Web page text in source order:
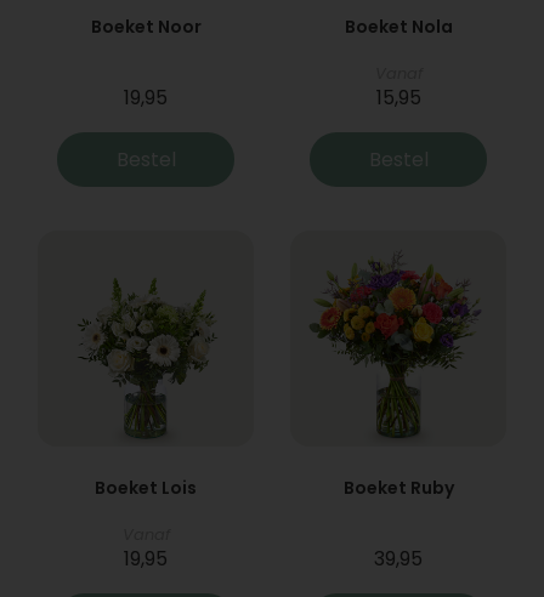
Boeket Noor
19,95
Bestel
Boeket Nola
15,95
Bestel
Boeket Lois
19,95
Boeket Ruby
39,95